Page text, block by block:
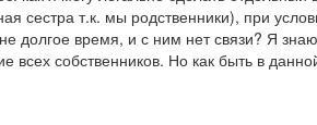
сестра т.к. мы родственники), при
долгое время, и с ним нет связи? Я
всех собственников. Но как быть в